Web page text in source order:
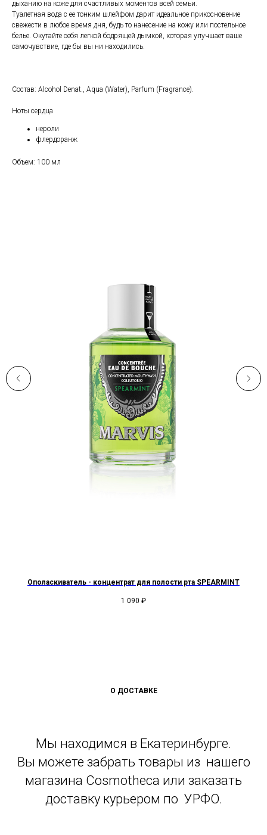
дыханию на коже для счастливых моментов всей семьи.
Туалетная вода с ее тонким шлейфом дарит идеальное прикосновение
свежести в любое время дня, будь то нанесение на кожу или постельное
белье. Окутайте себя легкой бодрящей дымкой, которая улучшает ваше
самочувствие, где бы вы ни находились.
Состав: Alcohol Denat., Aqua (Water), Parfum (Fragrance).
Ноты сердца
нероли
флердоранж
Объем: 100 мл
Ополаскиватель - концентрат для полости рта SPEARMINT
1 090 ₽
О ДОСТАВКЕ
Мы находимся в Екатеринбурге.
Вы можете забрать товары из нашего
магазина Cosmotheca или заказать
доставку курьером по УРФО.